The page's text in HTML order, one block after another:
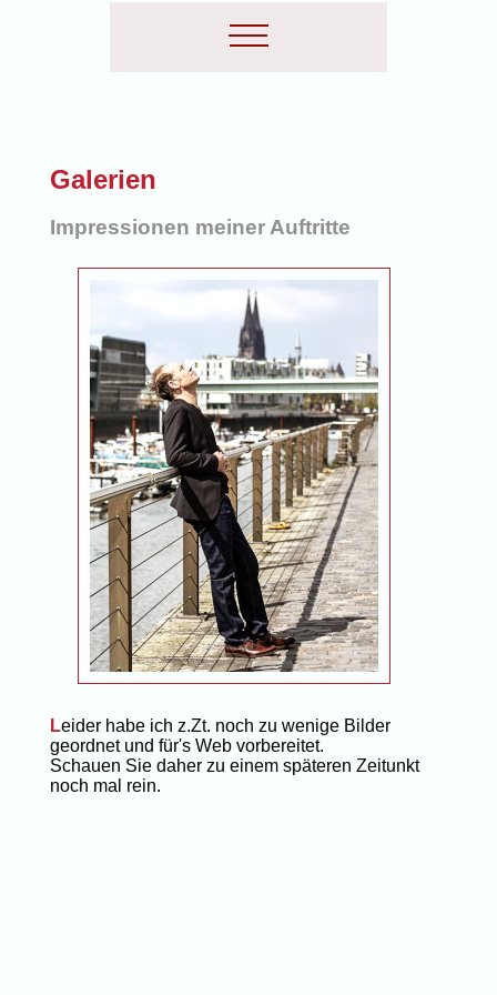
Galerien
Impressionen meiner Auftritte
Leider habe ich z.Zt. noch zu wenige Bilder
geordnet und für's Web vorbereitet.
Schauen Sie daher zu einem späteren Zeitunkt
noch mal rein.